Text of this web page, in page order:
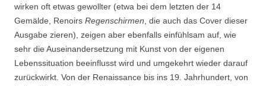
wirken oft etwas gewollter (etwa bei dem letzten der 14
Gemälde, Renoirs Regenschirmen , die auch das Cover dieser
Ausgabe zieren), zeigen aber ebenfalls einfühlsam auf, wie
sehr die Auseinandersetzung mit Kunst von der eigenen
Lebenssituation beeinflusst wird und umgekehrt wieder darauf
zurückwirkt. Von der Renaissance bis ins 19. Jahrhundert, von